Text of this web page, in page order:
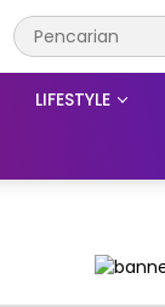
LIFESTYLE